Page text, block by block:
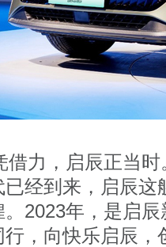
借力，启辰正当
已经到来，启辰
。2023年，是启
行，向快乐启辰